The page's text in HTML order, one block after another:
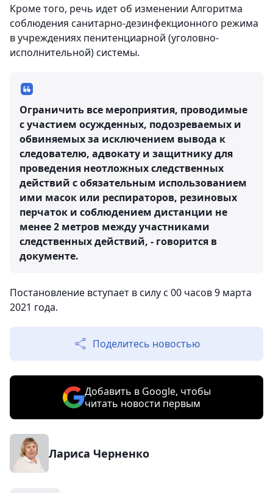
Кроме того, речь идет об изменении Алгоритма
соблюдения санитарно-дезинфекционного режима
в учреждениях пенитенциарной (уголовно-
исполнительной) системы.
Ограничить все мероприятия, проводимые
с участием осужденных, подозреваемых и
обвиняемых за исключением вывода к
следователю, адвокату и защитнику для
проведения неотложных следственных
действий с обязательным использованием
ими масок или респираторов, резиновых
перчаток и соблюдением дистанции не
менее 2 метров между участниками
следственных действий, - говорится в
документе.
Постановление вступает в силу с 00 часов 9 марта
2021 года.
Поделитесь новостью
Добавить в Google, чтобы
читать новости первым
Лариса Черненко